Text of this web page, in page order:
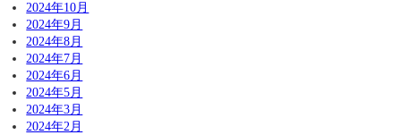
2024年10月
2024年9月
2024年8月
2024年7月
2024年6月
2024年5月
2024年3月
2024年2月